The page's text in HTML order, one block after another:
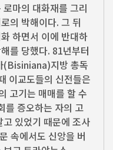
마의 대화재를 그리
의 박해이다. 그 뒤
하면서 이에 반대하
를 당했다. 81년부터
(Bisiniana)지방 총독
이교도들의 신전들은
고기는 매매를 할 수
를 증오하는 자의 고
있었기 때문에 조사
속에서도 신앙을 버